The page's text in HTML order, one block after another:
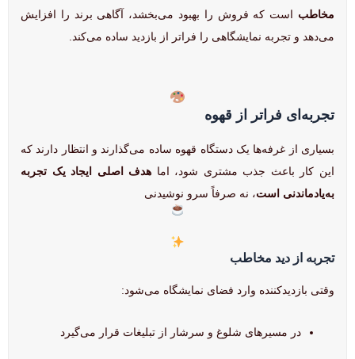
مخاطب است که فروش را بهبود می‌بخشد، آگاهی برند را افزایش
می‌دهد و تجربه نمایشگاهی را فراتر از بازدید ساده می‌کند.
تجربه‌ای فراتر از قهوه
بسیاری از غرفه‌ها یک دستگاه قهوه ساده می‌گذارند و انتظار دارند که
این کار باعث جذب مشتری شود، اما هدف اصلی ایجاد یک تجربه
به‌یادماندنی است، نه صرفاً سرو نوشیدنی
تجربه از دید مخاطب
وقتی بازدیدکننده وارد فضای نمایشگاه می‌شود:
در مسیرهای شلوغ و سرشار از تبلیغات قرار می‌گیرد